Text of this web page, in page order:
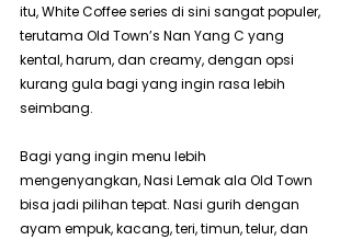
itu, White Coffee series di sini sangat populer,
terutama Old Town’s Nan Yang C yang
kental, harum, dan creamy, dengan opsi
kurang gula bagi yang ingin rasa lebih
seimbang.
Bagi yang ingin menu lebih
mengenyangkan, Nasi Lemak ala Old Town
bisa jadi pilihan tepat. Nasi gurih dengan
ayam empuk, kacang, teri, timun, telur, dan